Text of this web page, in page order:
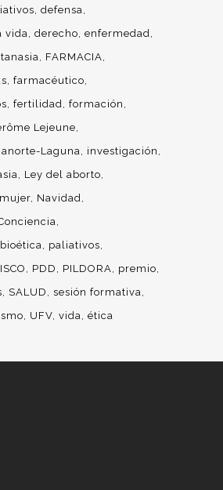
defensa
vida derecho enfermedad
FARMACIA
farmacéutico
fertilidad formación
Lejeune
Laguna
investigación
Ley del aborto
mujer Navidad
paliativos
PDD PILDORA
premio
SALUD
sesión formativa
UFV vida ética